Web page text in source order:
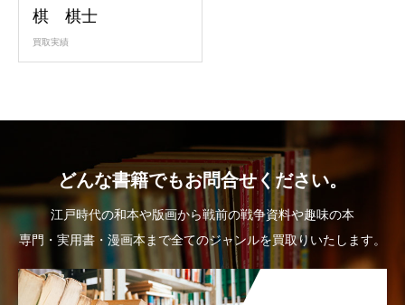
棋 棋士
買取実績
どんな書籍でもお問合せください。
江戸時代の和本や版画から戦前の戦争資料や趣味の本
専門・実用書・漫画本まで全てのジャンルを買取りいたします。